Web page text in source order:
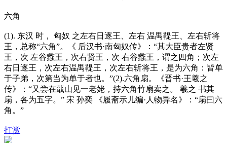
六角
(1). 东汉 时， 匈奴 之左右日逐王、左右 温禺鞮王、左右斩将
王，总称“六角”。《 后汉书·南匈奴传》：“其大臣贵者左贤
王，次 左谷蠡王，次右贤王，次 右谷蠡王，谓之四角；次左
右日逐王，次左右温禺鞮王，次左右斩将王，是为六角：皆单
于子弟，次第当为单于者也。”(2).六角扇。《晋书·王羲之
传》：“又尝在蕺山见一老姥，持六角竹扇卖之。 羲之 书其
扇，各为五字。” 宋 孙奕 《履斋示儿编·人物异名》：“扇曰六
角。”
打赏